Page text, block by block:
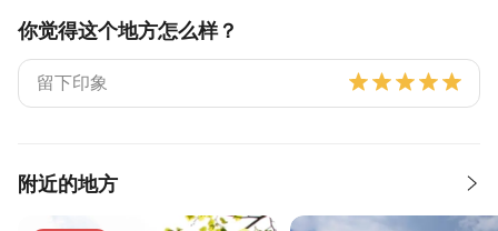
你觉得这个地方怎么样？
附近的地方